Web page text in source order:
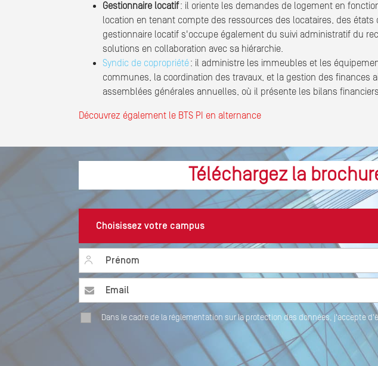
Gestionnaire locatif: il oriente les demandes de logement en
location en tenant compte des ressources des locataires, des
gestionnaire locatif s'occupe également du suivi administratif du
solutions en collaboration avec sa hiérarchie.
Syndic de copropriété: il administre les immeubles et les
communes, la coordination des travaux, et la gestion des
assemblées générales annuelles, où il présente les bilans
Découvrez également le BTS PI en alternance
Téléchargez la
Prénom *
Email *
Dans le cadre de la réglementation sur la protection des données, j'accepte